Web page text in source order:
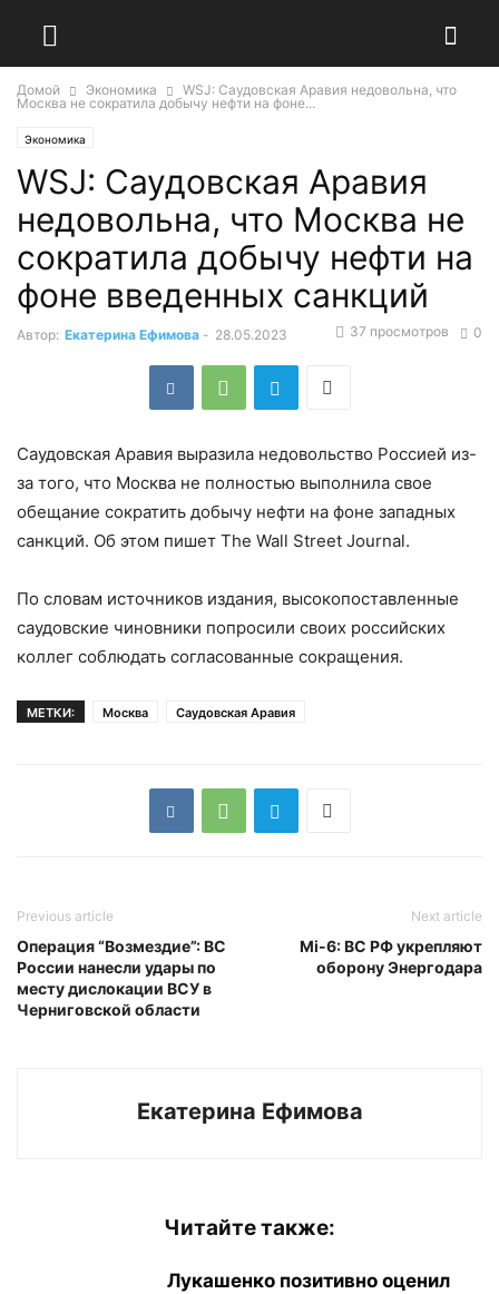
Домой Экономика
WSJ: Саудовская Аравия недовольна, что
Москва не сократила добычу нефти на фоне...
Экономика
WSJ: Саудовская Аравия
недовольна, что Москва не
сократила добычу нефти на
фоне введенных санкций
Автор: Екатерина Ефимова - 28.05.2023 0
37 просмотров
Саудовская Аравия выразила недовольство Россией из-
за того, что Москва не полностью выполнила свое
обещание сократить добычу нефти на фоне западных
санкций. Об этом пишет The Wall Street Journal.
По словам источников издания, высокопоставленные
саудовские чиновники попросили своих российских
коллег соблюдать согласованные сокращения.
МЕТКИ: Москва Саудовская Аравия
Previous article
Операция “Возмездие”: ВС
России нанесли удары по
месту дислокации ВСУ в
Черниговской области
Next article
Mi-6: ВС РФ укрепляют
оборону Энергодара
Екатерина Ефимова
Читайте также:
Лукашенко позитивно оценил